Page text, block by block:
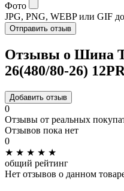
Фото
JPG, PNG, WEBP или GIF
Отправить отзыв
Отзывы о Шина
26(480/80-26)
Добавить отзыв
0
Отзывы от реальных
Отзывов пока нет
0
★ ★ ★ ★ ★
общий рейтинг
Нет отзывов о данном